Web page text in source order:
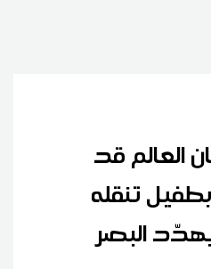
العالم قد
تنقله
البصر